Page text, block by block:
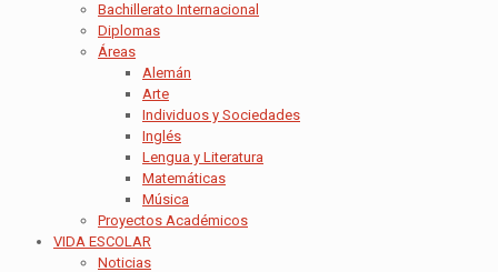
Bachillerato Internacional
Diplomas
Áreas
Alemán
Arte
Individuos y Sociedades
Inglés
Lengua y Literatura
Matemáticas
Música
Proyectos Académicos
VIDA ESCOLAR
Noticias